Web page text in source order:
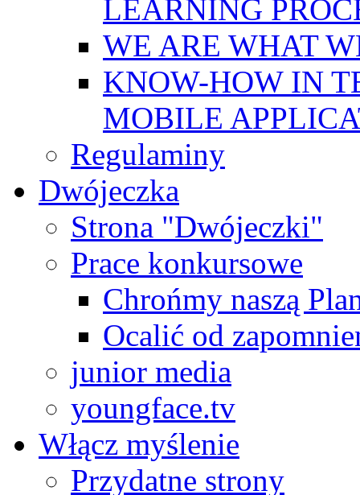
LEARNING
WE ARE WHAT
KNOW-HOW IN
MOBILE
Regulaminy
Dwójeczka
Strona "Dwójeczki"
Prace konkursowe
Chrońmy naszą
Ocalić od
junior media
youngface.tv
Włącz myślenie
Przydatne strony